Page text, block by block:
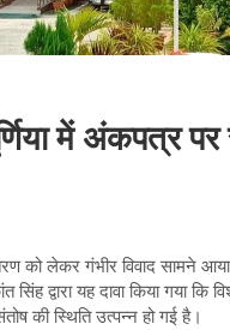
पूर्णिया में
को लेकर गंभीर विवाद सामने
सिंह द्वारा यह दावा किया गया
की स्थिति उत्पन्न हो गई है।